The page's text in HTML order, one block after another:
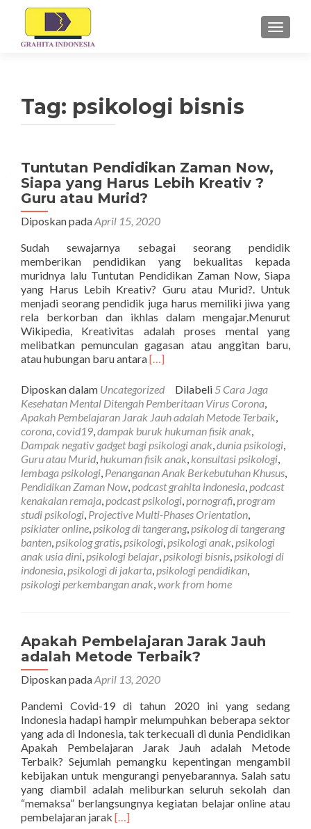
TUKAR
Tag: psikologi bisnis
Tuntutan Pendidikan Zaman Now,
Siapa yang Harus Lebih Kreativ ?
Guru atau Murid?
Diposkan padaApril 15, 2020
Sudah sewajarnya sebagai seorang pendidik
memberikan pendidikan yang bekualitas kepada
muridnya lalu Tuntutan Pendidikan Zaman Now, Siapa
yang Harus Lebih Kreativ? Guru atau Murid?. Untuk
menjadi seorang pendidik juga harus memiliki jiwa yang
rela berkorban dan ikhlas dalam mengajar.Menurut
Wikipedia, Kreativitas adalah proses mental yang
melibatkan pemunculan gagasan atau anggitan baru,
atau hubungan baru antaraSelengkapnya
Pendidikan
Zaman
Now,
Siapa
yang
Harus
Lebih
Kreativ
?
Guru
atau
Murid?
[…]
Diposkan dalam Uncategorized Dilabeli 5 Cara Jaga
Kesehatan Mental Ditengah Pemberitaan Virus Corona,
Apakah Pembelajaran Jarak Jauh adalah Metode Terbaik,
corona,covid19,dampak buruk hukuman fisik anak,
Dampak negativ gadget bagi psikologi anak,dunia psikologi,
Guru atau Murid, hukuman fisik anak, konsultasi psikologi,
lembaga psikologi, Penanganan Anak Berkebutuhan Khusus,
Pendidikan Zaman Now,podcast grahita indonesia,podcast
kenakalan remaja,podcast psikologi,pornografi,program
studi psikologi, Projective Multi-Phases Orientation,
psikiater online,psikolog di tangerang,psikolog di tangerang
banten,psikolog gratis,psikologi,psikologi anak,psikologi
anak usia dini,psikologi belajar,psikologi bisnis,psikologi di
indonesia,psikologi di jakarta,psikologi pendidikan,
psikologi perkembangan anak,work from home
Apakah Pembelajaran Jarak Jauh
adalah Metode Terbaik?
Diposkan padaApril 13, 2020
Pandemi Covid-19 di tahun 2020 ini yang sedang
Indonesia hadapi hampir melumpuhkan beberapa sektor
yang ada di Indonesia, tak terkecuali di dunia Pendidikan
Apakah Pembelajaran Jarak Jauh adalah Metode
Terbaik? Sejumlah pemangku kepentingan mengambil
kebijakan untuk mengurangi penyebarannya. Salah satu
yang diambil adalah meliburkan seluruh sekolah dan
“memaksa” berlangsungnya kegiatan belajar online atau
pembelajaran jarak Selengkapnya
[…]
Navigasi
pos